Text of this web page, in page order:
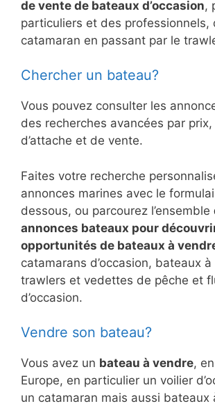
de vente de bateaux d’occasion,
particuliers et des professionnels,
catamaran en passant par le
Chercher un bateau?
Vous pouvez consulter les
des recherches avancées par
d’attache et de vente.
Faites votre recherche
annonces marines avec le
dessous, ou parcourez l’ensemble
annonces bateaux pour
opportunités de bateaux à
catamarans d’occasion, bateaux à
trawlers et vedettes de pêche et
d’occasion.
Vendre son bateau?
Vous avez un bateau à vendre,
Europe, en particulier un voilier
un catamaran mais aussi bateaux